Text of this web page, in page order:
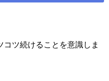
ツ続けることを意識しま